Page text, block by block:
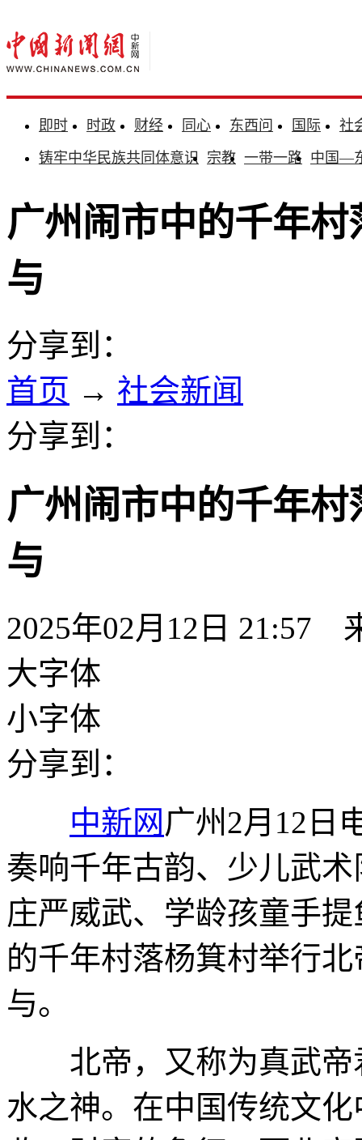
即时 时政 财经 同心 东西问 国际
社
铸牢中华民族共同体意识 宗教 一带一路 中国—
广州闹市中的千年
与
分享到：
首页 → 社会新闻
分享到：
广州闹市中的千年
与
2025年02月12日 21:57
大字体
小字体
分享到：
中新网 广州2月12日
奏响千年古韵、少儿武
庄严威武、学龄孩童手
的千年村落杨箕村举行
与。
北帝，又称为真武帝
水之神。在中国传统文